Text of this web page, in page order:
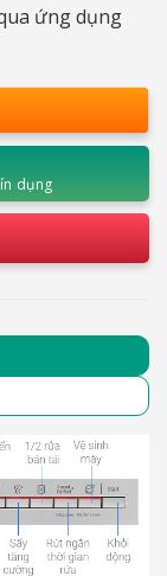
ứng dụng
dụng